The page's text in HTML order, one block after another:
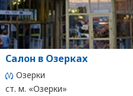
Салон в Озерках
Озерки
ст. м. «Озерки»